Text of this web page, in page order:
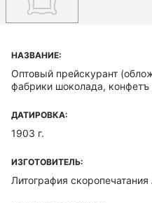
НАЗВАНИЕ:
Оптовый прейскурант
фабрики шоколада,
ДАТИРОВКА:
1903 г.
ИЗГОТОВИТЕЛЬ:
Литография